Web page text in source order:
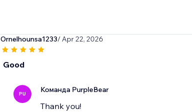
Ornelhounsa1233/ Apr 22, 2026
Good
PU Команда PurpleBear
Thank you!